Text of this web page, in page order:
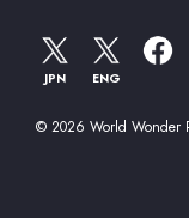
JPN ENG
© 2026 World Wonder